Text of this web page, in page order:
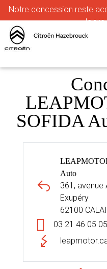
Notre concession reste
la rue
SOFIDA
Auto
361, avenue
Exupéry
62100
03 21 46 05 05